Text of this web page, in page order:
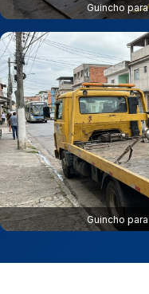
Guincho
Guincho